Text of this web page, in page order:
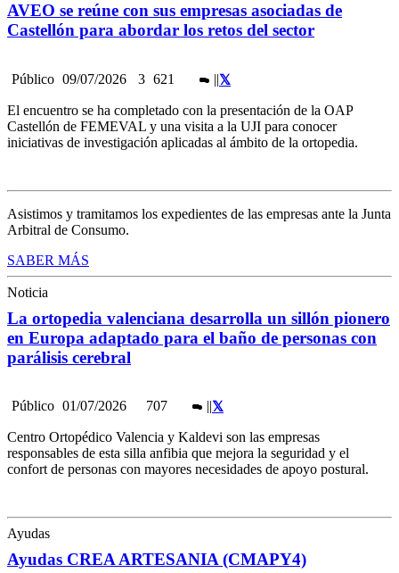
AVEO se reúne con sus empresas asociadas de
Castellón para abordar los retos del sector
Público 09/07/2026 3 621 ||
El encuentro se ha completado con la presentación de la OAP
Castellón de FEMEVAL y una visita a la UJI para conocer
iniciativas de investigación aplicadas al ámbito de la ortopedia.
Asistimos y tramitamos los expedientes de las empresas ante la Junta
Arbitral de Consumo.
SABER MÁS
Noticia
La ortopedia valenciana desarrolla un sillón pionero
en Europa adaptado para el baño de personas con
parálisis cerebral
Público 01/07/2026 707 ||
Centro Ortopédico Valencia y Kaldevi son las empresas
responsables de esta silla anfibia que mejora la seguridad y el
confort de personas con mayores necesidades de apoyo postural.
Ayudas
Ayudas CREA ARTESANIA (CMAPY4)